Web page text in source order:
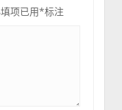
项已用*标注